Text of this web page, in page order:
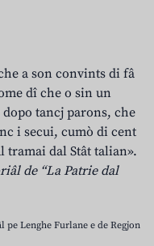
a son convints di fâ
dî che o sin un
tancj parons, che
i secui, cumò di cent
tramai dal Stât talian».
de “La Patrie dal
pe Lenghe Furlane e de Regjon